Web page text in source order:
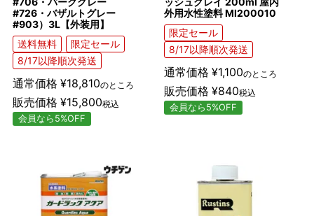
#726・バザルトグレー
#903）3L【外装用】
送料無料
限定セール
8/17以降順次発送
通常価格 ¥18,810のところ
販売価格 ¥15,800税込
会員なら5%OFF
外用水性塗料 MI200010
限定セール
8/17以降順次発送
通常価格 ¥1,100のところ
販売価格 ¥840税込
会員なら5%OFF